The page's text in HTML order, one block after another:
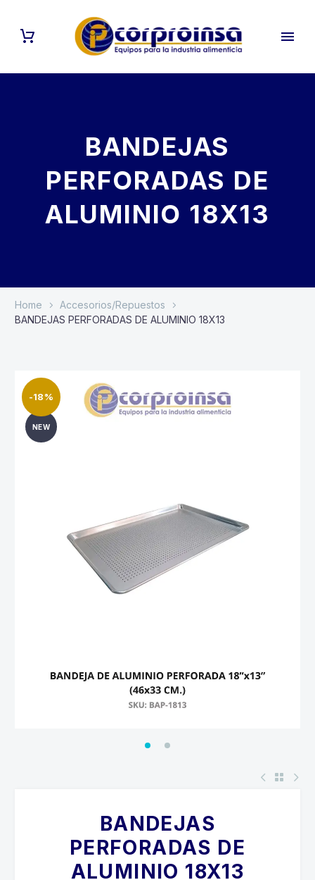
BANDEJAS
PERFORADAS DE
ALUMINIO 18X13
Home
Accesorios/Repuestos
BANDEJAS PERFORADAS DE ALUMINIO 18X13
-18%
NEW
BANDEJAS
PERFORADAS DE
ALUMINIO 18X13